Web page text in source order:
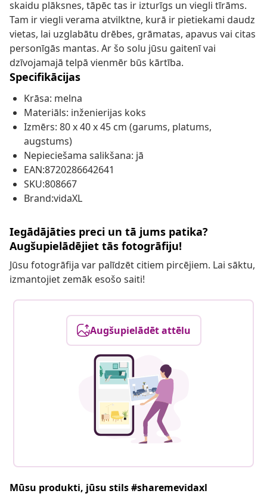
skaidu plāksnes, tāpēc tas ir izturīgs un viegli tīrāms.
Tam ir viegli verama atvilktne, kurā ir pietiekami daudz
vietas, lai uzglabātu drēbes, grāmatas, apavus vai citas
personīgās mantas. Ar šo solu jūsu gaitenī vai
dzīvojamajā telpā vienmēr būs kārtība.
Specifikācijas
Krāsa: melna
Materiāls: inženierijas koks
Izmērs: 80 x 40 x 45 cm (garums, platums,
augstums)
Nepieciešama salikšana: jā
EAN:8720286642641
SKU:808667
Brand:vidaXL
Iegādājāties preci un tā jums patika?
Augšupielādējiet tās fotogrāfiju!
Jūsu fotogrāfija var palīdzēt citiem pircējiem. Lai sāktu,
izmantojiet zemāk esošo saiti!
Augšupielādēt attēlu
Mūsu produkti, jūsu stils #sharemevidaxl